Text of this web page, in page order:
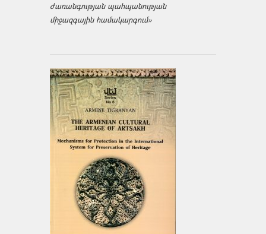
ժառանգության պահպանության
միջազ­գային համակարգում»